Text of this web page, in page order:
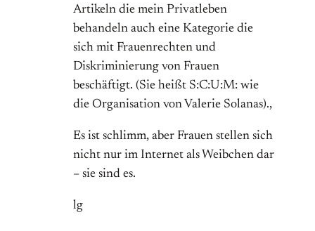
Artikeln die mein Privatleben
behandeln auch eine Kategorie die
sich mit Frauenrechten und
Diskriminierung von Frauen
beschäftigt. (Sie heißt S:C:U:M: wie
die Organisation von Valerie Solanas).,
Es ist schlimm, aber Frauen stellen sich
nicht nur im Internet als Weibchen dar
– sie sind es.
lg